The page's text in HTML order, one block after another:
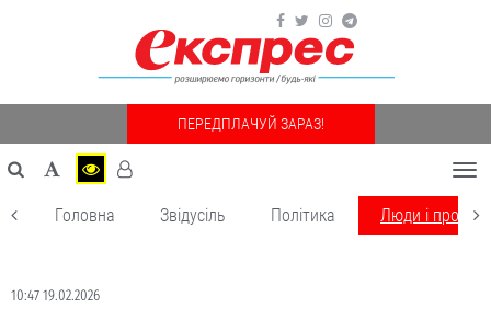
ПЕРЕДПЛАЧУЙ ЗАРАЗ!
Головна Звідусіль Політика Люди і
10:47 19.02.2026